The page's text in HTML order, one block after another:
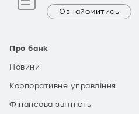
Про банк
Новини
Корпоративне управління
Фінансова звітність
Ознайомитись